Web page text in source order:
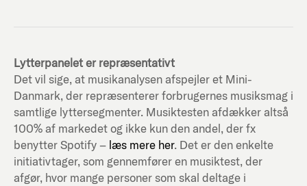
Lytterpanelet er repræsentativt
Det vil sige, at musikanalysen afspejler et Mini-
Danmark, der repræsenterer forbrugernes musiksmag i
samtlige lyttersegmenter. Musiktesten afdækker altså
100% af markedet og ikke kun den andel, der fx
benytter Spotify – læs mere her. Det er den enkelte
initiativtager, som gennemfører en musiktest, der
afgør, hvor mange personer som skal deltage i